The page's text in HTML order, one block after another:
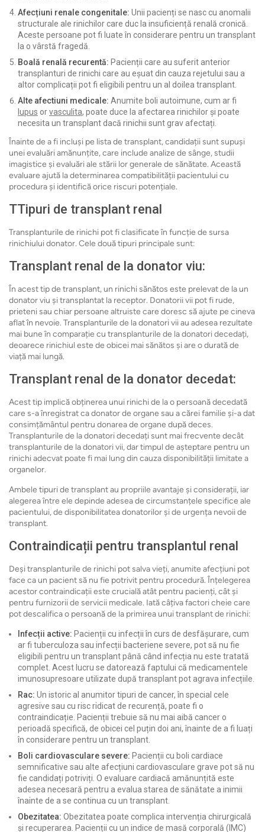
Afecțiuni renale congenitale: Unii pacienți se nasc cu anomalii
structurale ale rinichilor care duc la insuficiență renală cronică.
Aceste persoane pot fi luate în considerare pentru un transplant
la o vârstă fragedă.
Boală renală recurentă: Pacienții care au suferit anterior
transplanturi de rinichi care au eșuat din cauza rejetului sau a
altor complicații pot fi eligibili pentru un al doilea transplant.
Alte afectiuni medicale: Anumite boli autoimune, cum ar fi
lupus orvasculita, poate duce la afectarea rinichilor și poate
necesita un transplant dacă rinichii sunt grav afectați.
Înainte de a fi incluși pe lista de transplant, candidații sunt supuși
unei evaluări amănunțite, care include analize de sânge, studii
imagistice și evaluări ale stării lor generale de sănătate. Această
evaluare ajută la determinarea compatibilității pacientului cu
procedura și identifică orice riscuri potențiale.
TTipuri de transplant renal
Transplanturile de rinichi pot fi clasificate în funcție de sursa
rinichiului donator. Cele două tipuri principale sunt:
Transplant renal de la donator viu:
În acest tip de transplant, un rinichi sănătos este prelevat de la un
donator viu și transplantat la receptor. Donatorii vii pot fi rude,
prieteni sau chiar persoane altruiste care doresc să ajute pe cineva
aflat în nevoie. Transplanturile de la donatori vii au adesea rezultate
mai bune în comparație cu transplanturile de la donatori decedați,
deoarece rinichiul este de obicei mai sănătos și are o durată de
viață mai lungă.
Transplant renal de la donator decedat:
Acest tip implică obținerea unui rinichi de la o persoană decedată
care s-a înregistrat ca donator de organe sau a cărei familie și-a dat
consimțământul pentru donarea de organe după deces.
Transplanturile de la donatori decedați sunt mai frecvente decât
transplanturile de la donatori vii, dar timpul de așteptare pentru un
rinichi adecvat poate fi mai lung din cauza disponibilității limitate a
organelor.
Ambele tipuri de transplant au propriile avantaje și considerații, iar
alegerea între ele depinde adesea de circumstanțele specifice ale
pacientului, de disponibilitatea donatorilor și de urgența nevoii de
transplant.
Contraindicații pentru transplantul renal
Deși transplanturile de rinichi pot salva vieți, anumite afecțiuni pot
face ca un pacient să nu fie potrivit pentru procedură. Înțelegerea
acestor contraindicații este crucială atât pentru pacienți, cât și
pentru furnizorii de servicii medicale. Iată câțiva factori cheie care
pot descalifica o persoană de la primirea unui transplant de rinichi:
Infecții active: Pacienții cu infecții în curs de desfășurare, cum
ar fi tuberculoza sau infecții bacteriene severe, pot să nu fie
eligibili pentru un transplant până când infecția nu este tratată
complet. Acest lucru se datorează faptului că medicamentele
imunosupresoare utilizate după transplant pot agrava infecțiile.
Rac: Un istoric al anumitor tipuri de cancer, în special cele
agresive sau cu risc ridicat de recurență, poate fi o
contraindicație. Pacienții trebuie să nu mai aibă cancer o
perioadă specifică, de obicei cel puțin doi ani, înainte de a fi luați
în considerare pentru un transplant.
Boli cardiovasculare severe: Pacienții cu boli cardiace
semnificative sau alte afecțiuni cardiovasculare grave pot să nu
fie candidați potriviți. O evaluare cardiacă amănunțită este
adesea necesară pentru a evalua starea de sănătate a inimii
înainte de a se continua cu un transplant.
Obezitatea: Obezitatea poate complica intervenția chirurgicală
și recuperarea. Pacienții cu un indice de masă corporală (IMC)